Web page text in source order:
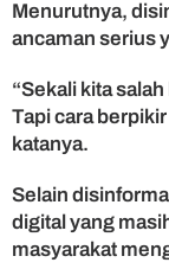
Menurutnya,
ancaman serius
“Sekali kita
Tapi cara
katanya.
Selain
digital yang
masyarakat